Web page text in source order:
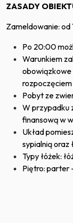
ZASADY
Zameldowanie:
Po 20:00
Warunkiem
obowiązkowe
Pobyt ze
W przypadku
finansową w
Układ
sypialnią oraz
Typy łóżek:
Piętro: parter